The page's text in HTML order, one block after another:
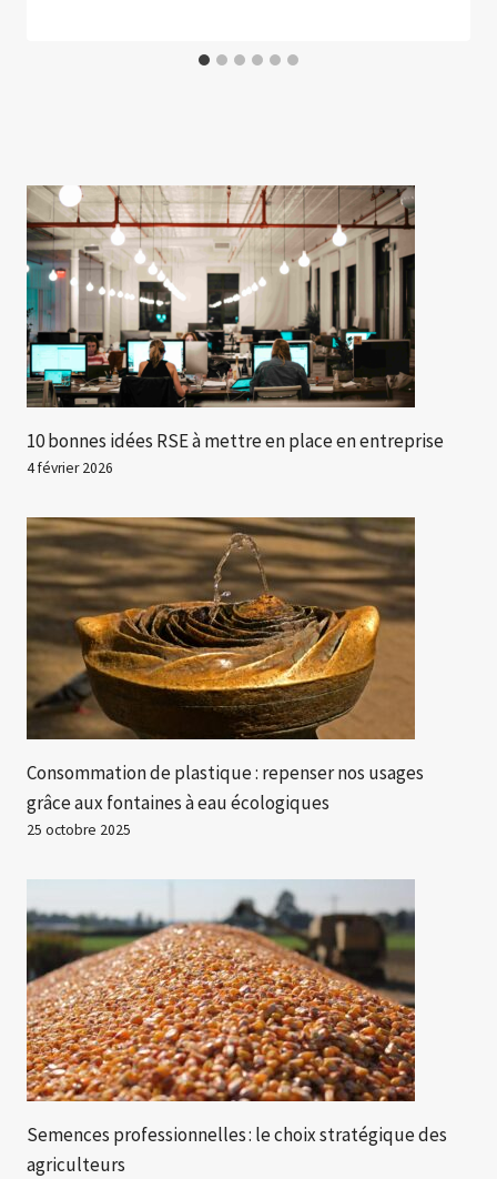
10 bonnes idées RSE à mettre en place en entreprise
4 février 2026
Consommation de plastique : repenser nos usages
grâce aux fontaines à eau écologiques
25 octobre 2025
Semences professionnelles : le choix stratégique des
agriculteurs